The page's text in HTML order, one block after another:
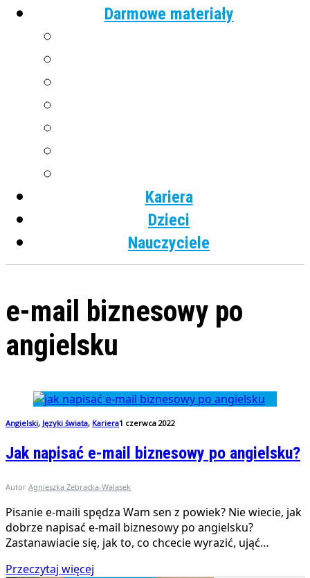
Darmowe materiały
Kariera
Dzieci
Nauczyciele
e-mail biznesowy po
angielsku
Angielski, Języki świata, Kariera1 czerwca 2022
Jak napisać e-mail biznesowy po angielsku?
Autor Agnieszka Żebracka-Walasek
Pisanie e-maili spędza Wam sen z powiek? Nie wiecie, jak
dobrze napisać e-mail biznesowy po angielsku?
Zastanawiacie się, jak to, co chcecie wyrazić, ująć…
Przeczytaj więcej